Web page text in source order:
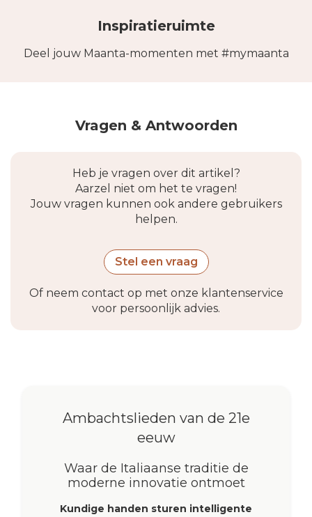
Inspiratieruimte
Deel jouw Maanta-momenten met #mymaanta
Vragen & Antwoorden
Heb je vragen over dit artikel?
Aarzel niet om het te vragen!
Jouw vragen kunnen ook andere gebruikers
helpen.
Stel een vraag
Of neem contact op met onze klantenservice
voor persoonlijk advies.
Ambachtslieden van de 21e
eeuw
Waar de Italiaanse traditie de
moderne innovatie ontmoet
Kundige handen sturen intelligente